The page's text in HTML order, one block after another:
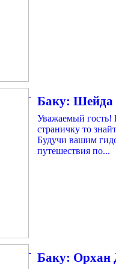
Баку:
Уважаемый
страничку то
Будучи вашим
путешествия по...
Баку: Орхан